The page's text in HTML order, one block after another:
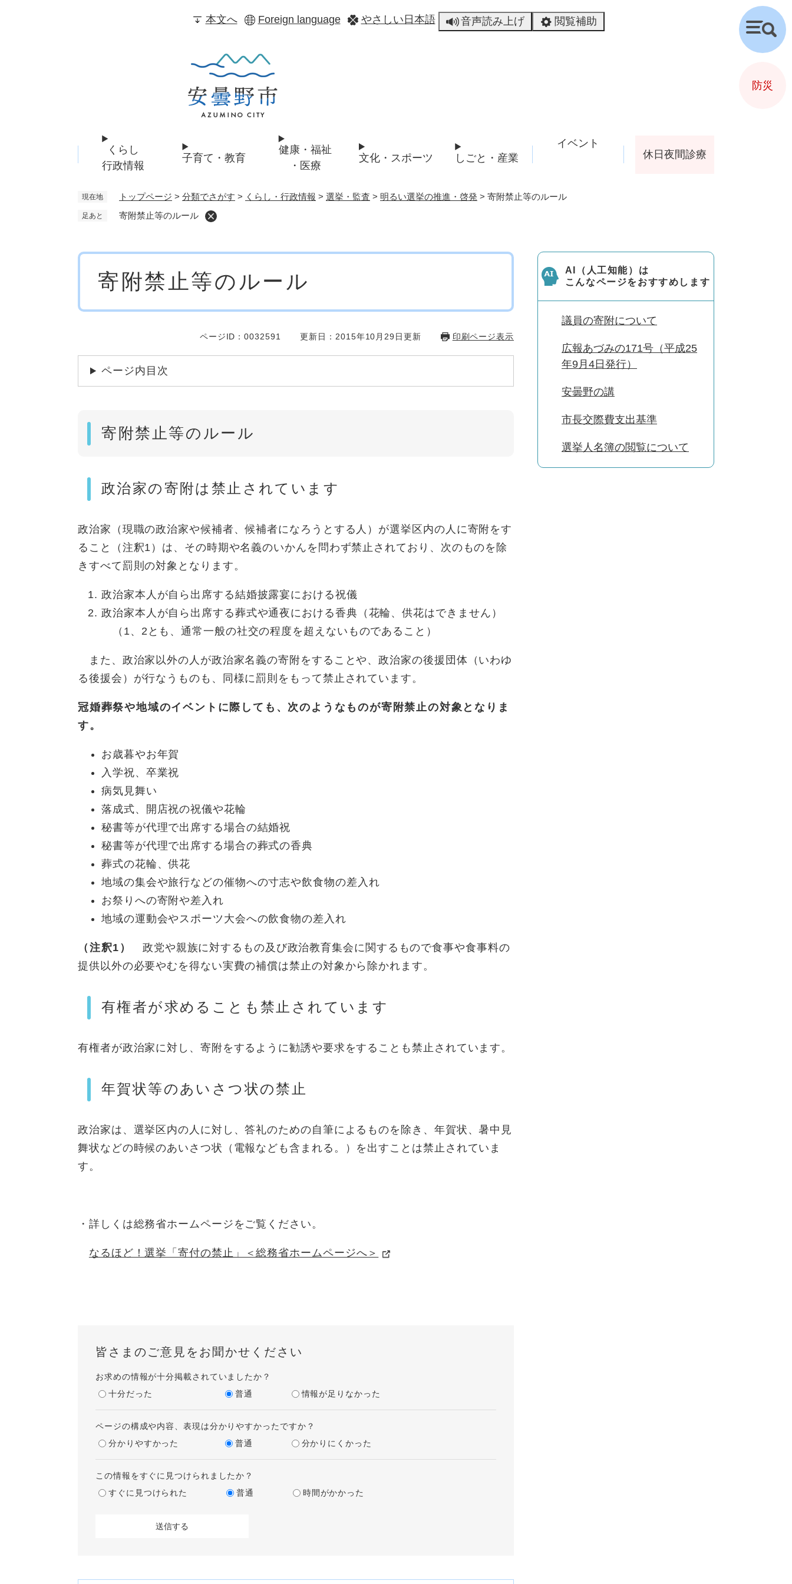
本文へ Foreign language やさしい日本語 音声読み上げ 閲覧補助
くらし
行政情報
子育て・教育
健康・福祉
・医療
文化・スポーツ しごと・産業
イベント
休日夜間診療
現在地 トップページ > 分類でさがす > くらし・行政情報 > 選挙・監査 > 明るい選挙の推進・啓発 > 寄附禁止等のルール
足あと 寄附禁止等のルール
寄附禁止等のルール
ページID：0032591 更新日：2015年10月29日更新 印刷ページ表示
ページ内目次
寄附禁止等のルール
政治家の寄附は禁止されています
政治家（現職の政治家や候補者、候補者になろうとする人）が選挙区内の人に寄附をす
ること（注釈1）は、その時期や名義のいかんを問わず禁止されており、次のものを除
きすべて罰則の対象となります。
政治家本人が自ら出席する結婚披露宴における祝儀
政治家本人が自ら出席する葬式や通夜における香典（花輪、供花はできません）
（1、2とも、通常一般の社交の程度を超えないものであること）
また、政治家以外の人が政治家名義の寄附をすることや、政治家の後援団体（いわゆ
る後援会）が行なうものも、同様に罰則をもって禁止されています。
冠婚葬祭や地域のイベントに際しても、次のようなものが寄附禁止の対象となりま
す。
お歳暮やお年賀
入学祝、卒業祝
病気見舞い
落成式、開店祝の祝儀や花輪
秘書等が代理で出席する場合の結婚祝
秘書等が代理で出席する場合の葬式の香典
葬式の花輪、供花
地域の集会や旅行などの催物への寸志や飲食物の差入れ
お祭りへの寄附や差入れ
地域の運動会やスポーツ大会への飲食物の差入れ
（注釈1）
政党や親族に対するもの及び政治教育集会に関するもので食事や食事料の
提供以外の必要やむを得ない実費の補償は禁止の対象から除かれます。
有権者が求めることも禁止されています
有権者が政治家に対し、寄附をするように勧誘や要求をすることも禁止されています。
年賀状等のあいさつ状の禁止
政治家は、選挙区内の人に対し、答礼のための自筆によるものを除き、年賀状、暑中見
舞状などの時候のあいさつ状（電報なども含まれる。）を出すことは禁止されていま
す。
・詳しくは総務省ホームページをご覧ください。
なるほど！選挙「寄付の禁止」＜総務省ホームページへ＞
皆さまのご意見をお聞かせください
お求めの情報が十分掲載されていましたか？
十分だった
普通 情報が足りなかった
ページの構成や内容、表現は分かりやすかったですか？
分かりやすかった
普通 分かりにくかった
この情報をすぐに見つけられましたか？
すぐに見つけられた
普通 時間がかかった
AI（人工知能）は
こんなページをおすすめします
議員の寄附について
広報あづみの171号（平成25
年9月4日発行）
安曇野の講
市長交際費支出基準
選挙人名簿の閲覧について
検
索
防災